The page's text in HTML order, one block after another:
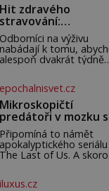
Hit zdravého
stravování:
Konzervované
sardinky!
Odborníci na výživu
nabádají k tomu,
alespoň dvakrát týdně
zatěžující pro peněženku.
Dobrou zprávou je, že
hvězdou doporučení se
nyní staly konzervo
epochalnisvet.cz
Mikroskopičtí
predátoři v mozku
vodí oběť jako loutku
Připomíná to námět
apokalyptického seriálu
The Last of Us. A skoro
v přírodě běžně – s tím
iluxus.cz